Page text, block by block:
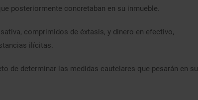
posteriormente concretaban en su inmueble.
comprimidos de éxtasis, y dinero en efectivo,
ilícitas.
de determinar las medidas cautelares que pesarán en su